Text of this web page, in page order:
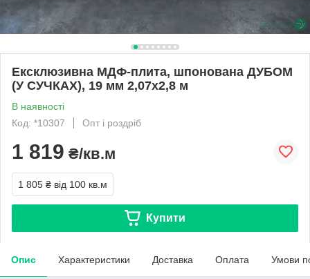
Ексклюзивна МДФ-плита, шпонована ДУБОМ
(У СУЧКАХ), 19 мм 2,07x2,8 м
В наявності
Код: *10307
Опт і роздріб
1 819 ₴/кв.м
1 805 ₴ від 100 кв.м
Купити
Опис Характеристики Доставка Оплата Умови